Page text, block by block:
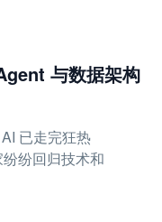
与数据架构
已走完狂热
纷回归技术和